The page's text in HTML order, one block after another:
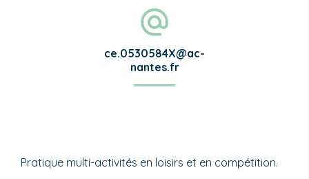
ce.0530584X@ac-
nantes.fr
Pratique multi-activités en loisirs et en compétition.